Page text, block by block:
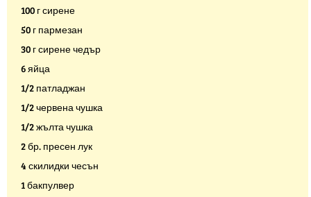
100 г сирене
50 г пармезан
30 г сирене чедър
6 яйца
1/2 патладжан
1/2 червена чушка
1/2 жълта чушка
2 бр. пресен лук
4 скилидки чесън
1 бакпулвер